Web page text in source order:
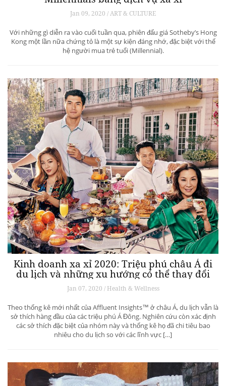
Jan 09, 2020 / ART & CULTURE
Với những gì diễn ra vào cuối tuần qua, phiên đấu giá Sotheby’s Hong
Kong một lần nữa chứng tỏ là một sự kiện đáng nhớ, đặc biệt với thế
hệ người mua trẻ tuổi (Millennial).
Kinh doanh xa xỉ 2020: Triệu phú châu Á đi
du lịch và những xu hướng có thể thay đổi
ngành du lịch thượng lưu
Jan 07, 2020 / Health & Wellness
Theo thống kê mới nhất của Affluent Insights™ ở châu Á, du lịch vẫn là
sở thích hàng đầu của các triệu phú Á Đông. Nghiên cứu còn xác định
các sở thích đặc biệt của nhóm này và thống kê họ đã chi tiêu bao
nhiêu cho du lịch so với các lĩnh vực […]